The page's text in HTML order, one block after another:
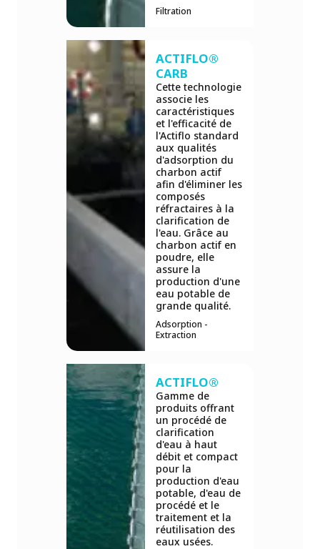
Filtration
ACTIFLO®
CARB
Cette technologie
associe les
caractéristiques
et l'efficacité de
l'Actiflo standard
aux qualités
d'adsorption du
charbon actif
afin d'éliminer les
composés
réfractaires à la
clarification de
l'eau. Grâce au
charbon actif en
poudre, elle
assure la
production d'une
eau potable de
grande qualité.
Adsorption -
Extraction
ACTIFLO®
Gamme de
produits offrant
un procédé de
clarification
d'eau à haut
débit et compact
pour la
production d'eau
potable, d'eau de
procédé et le
traitement et la
réutilisation des
eaux usées.